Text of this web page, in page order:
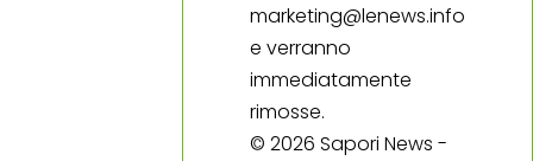
marketing@lenews.info
e verranno
immediatamente
rimosse.
© 2026 Sapori News -